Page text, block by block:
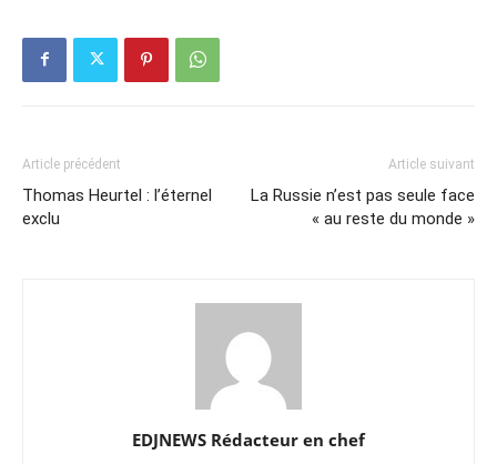
Article précédent
Thomas Heurtel : l’éternel
exclu
Article suivant
La Russie n’est pas seule face
« au reste du monde »
EDJNEWS Rédacteur en chef